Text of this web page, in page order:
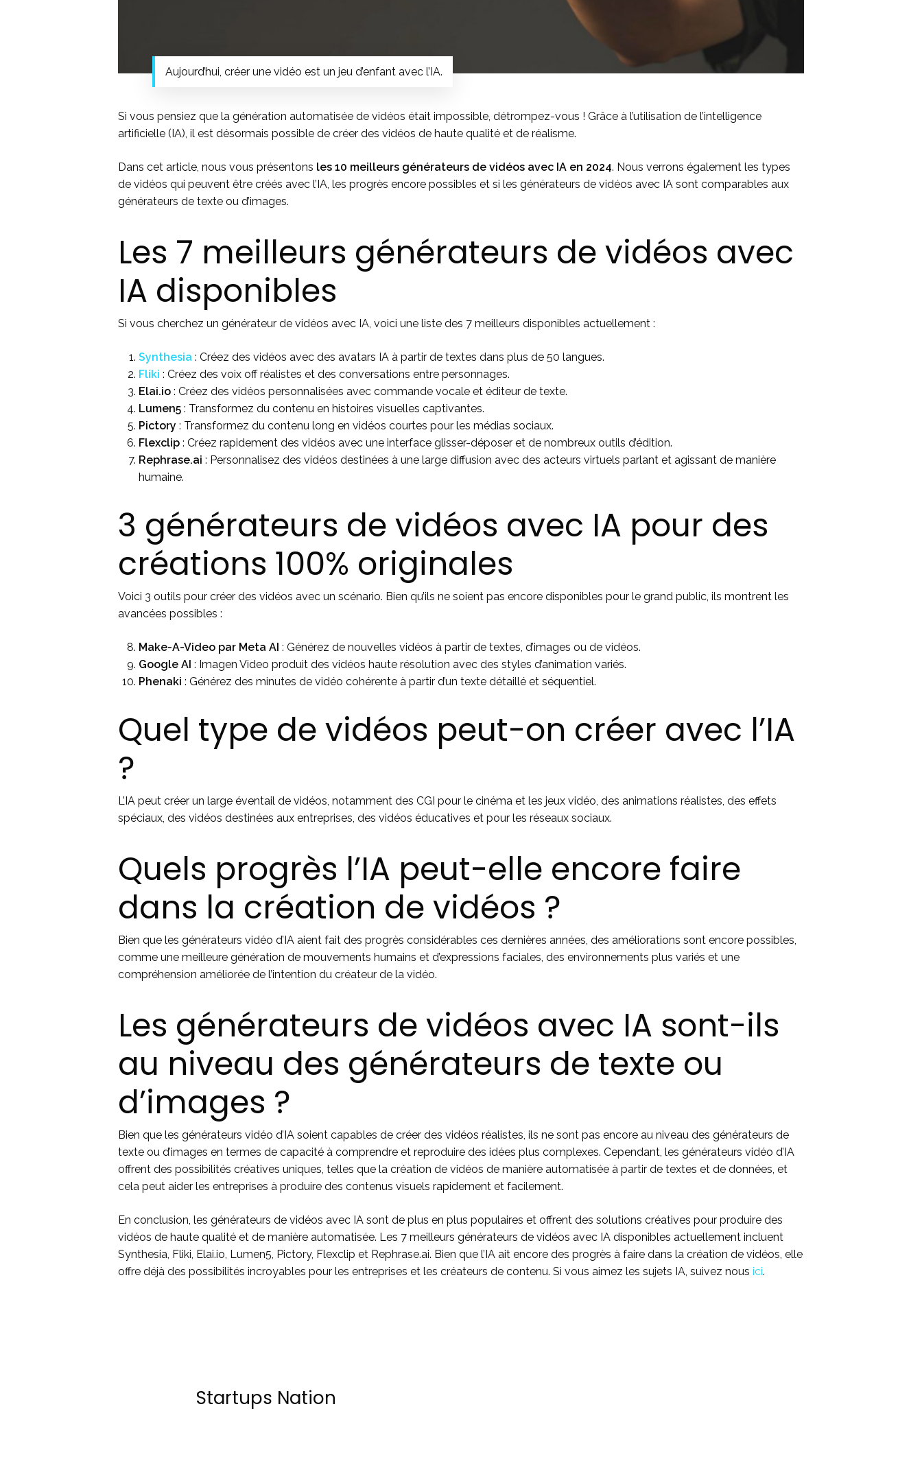
Aujourd’hui, créer une vidéo est un jeu d’enfant avec l’IA.
Si vous pensiez que la génération automatisée de vidéos était impossible, détrompez-vous ! Grâce à l’utilisation de l’intelligence
artificielle (IA), il est désormais possible de créer des vidéos de haute qualité et de réalisme.
Dans cet article, nous vous présentons les 10 meilleurs générateurs de vidéos avec IA en 2024. Nous verrons également les types
de vidéos qui peuvent être créés avec l’IA, les progrès encore possibles et si les générateurs de vidéos avec IA sont comparables aux
générateurs de texte ou d’images.
Les 7 meilleurs générateurs de vidéos avec
IA disponibles
Si vous cherchez un générateur de vidéos avec IA, voici une liste des 7 meilleurs disponibles actuellement :
Synthesia : Créez des vidéos avec des avatars IA à partir de textes dans plus de 50 langues.
Fliki : Créez des voix off réalistes et des conversations entre personnages.
Elai.io : Créez des vidéos personnalisées avec commande vocale et éditeur de texte.
Lumen5 : Transformez du contenu en histoires visuelles captivantes.
Pictory : Transformez du contenu long en vidéos courtes pour les médias sociaux.
Flexclip : Créez rapidement des vidéos avec une interface glisser-déposer et de nombreux outils d’édition.
Rephrase.ai : Personnalisez des vidéos destinées à une large diffusion avec des acteurs virtuels parlant et agissant de manière
humaine.
3 générateurs de vidéos avec IA pour des
créations 100% originales
Voici 3 outils pour créer des vidéos avec un scénario. Bien qu’ils ne soient pas encore disponibles pour le grand public, ils montrent les
avancées possibles :
Make-A-Video par Meta AI : Générez de nouvelles vidéos à partir de textes, d’images ou de vidéos.
Google AI : Imagen Video produit des vidéos haute résolution avec des styles d’animation variés.
Phenaki : Générez des minutes de vidéo cohérente à partir d’un texte détaillé et séquentiel.
Quel type de vidéos peut-on créer avec l’IA
?
L’IA peut créer un large éventail de vidéos, notamment des CGI pour le cinéma et les jeux vidéo, des animations réalistes, des effets
spéciaux, des vidéos destinées aux entreprises, des vidéos éducatives et pour les réseaux sociaux.
Quels progrès l’IA peut-elle encore faire
dans la création de vidéos ?
Bien que les générateurs vidéo d’IA aient fait des progrès considérables ces dernières années, des améliorations sont encore possibles,
comme une meilleure génération de mouvements humains et d’expressions faciales, des environnements plus variés et une
compréhension améliorée de l’intention du créateur de la vidéo.
Les générateurs de vidéos avec IA sont-ils
au niveau des générateurs de texte ou
d’images ?
Bien que les générateurs vidéo d’IA soient capables de créer des vidéos réalistes, ils ne sont pas encore au niveau des générateurs de
texte ou d’images en termes de capacité à comprendre et reproduire des idées plus complexes. Cependant, les générateurs vidéo d’IA
offrent des possibilités créatives uniques, telles que la création de vidéos de manière automatisée à partir de textes et de données, et
cela peut aider les entreprises à produire des contenus visuels rapidement et facilement.
En conclusion, les générateurs de vidéos avec IA sont de plus en plus populaires et offrent des solutions créatives pour produire des
vidéos de haute qualité et de manière automatisée. Les 7 meilleurs générateurs de vidéos avec IA disponibles actuellement incluent
Synthesia, Fliki, Elai.io, Lumen5, Pictory, Flexclip et Rephrase.ai. Bien que l’IA ait encore des progrès à faire dans la création de vidéos, elle
offre déjà des possibilités incroyables pour les entreprises et les créateurs de contenu. Si vous aimez les sujets IA, suivez nous ici.
Startups Nation